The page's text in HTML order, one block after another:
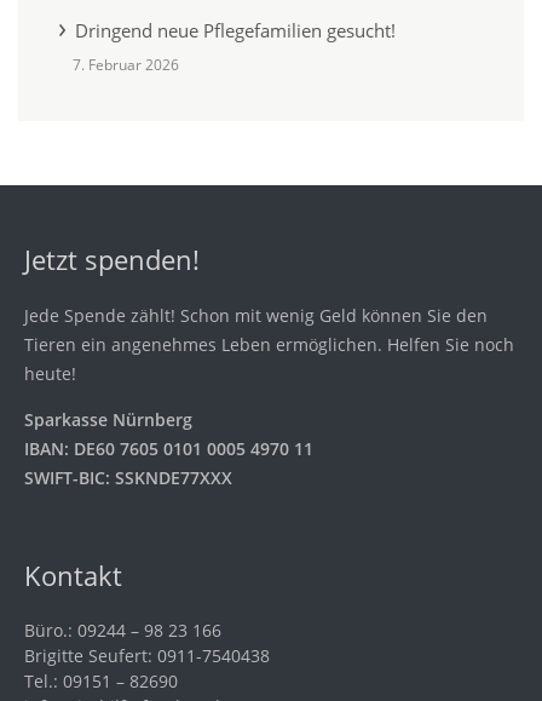
Dringend neue Pflegefamilien gesucht!
7. Februar 2026
Jetzt spenden!
Jede Spende zählt! Schon mit wenig Geld können Sie den
Tieren ein angenehmes Leben ermöglichen. Helfen Sie noch
heute!
Sparkasse Nürnberg
IBAN: DE60 7605 0101 0005 4970 11
SWIFT-BIC: SSKNDE77XXX
Kontakt
Büro.: 09244 – 98 23 166
Brigitte Seufert: 0911-7540438
Tel.: 09151 – 82690